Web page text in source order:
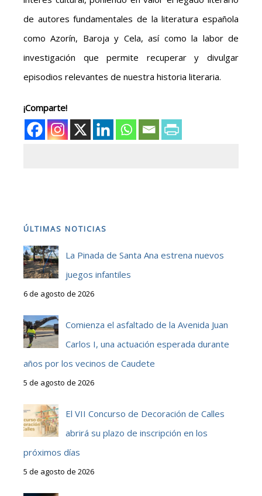
de autores fundamentales de la literatura española
como Azorín, Baroja y Cela, así como la labor de
investigación que permite recuperar y divulgar
episodios relevantes de nuestra historia literaria.
¡Comparte!
ÚLTIMAS NOTICIAS
La Pinada de Santa Ana estrena nuevos
juegos infantiles
6 de agosto de 2026
Comienza el asfaltado de la Avenida Juan
Carlos I, una actuación esperada durante
años por los vecinos de Caudete
5 de agosto de 2026
El VII Concurso de Decoración de Calles
abrirá su plazo de inscripción en los
próximos días
5 de agosto de 2026